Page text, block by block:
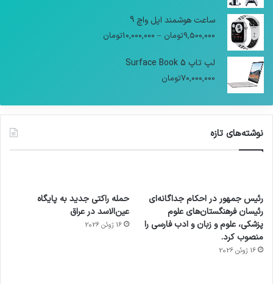
ساعت هوشمند اپل واچ 9
9,500,000تومان –
10,000,000تومان
لپ تاپ Surface Book 5
70,000,000تومان
نوشته‌های تازه
رئیس جمهور در احکام جداگانه‌ای
رئیسان فرهنگستان‌های علوم
پزشکی، علوم و زبان و ادب فارسی را
منصوب کرد.
16 ژوئن 2026
حمله راکتی جدید به پایگاه
عین‌الاسد در عراق
16 ژوئن 2026